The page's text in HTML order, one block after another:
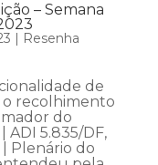
– Semana
| Resenha
de
o recolhimento
do
5.835/DF,
| Plenário do